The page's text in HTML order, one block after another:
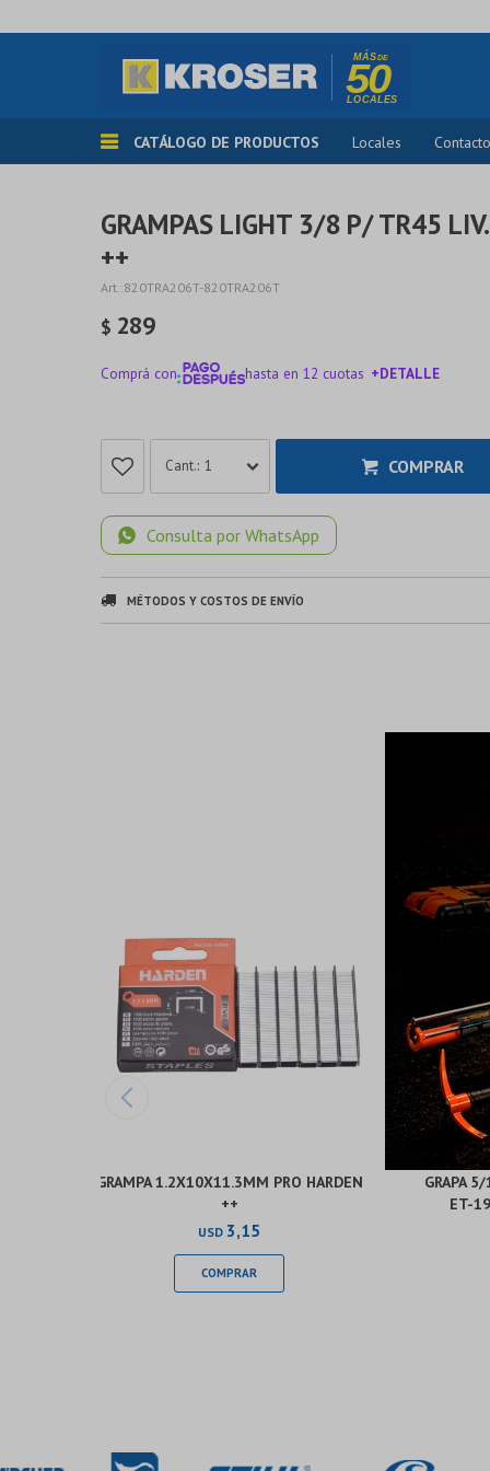
CATÁLOGO DE PRODUCTOS Locales Contacto
GRAMPAS LIGHT 3/8 P/ TR45
++
820TRA206T-820TRA206T
$ 289
Comprá con hasta en 12 cuotas +DETALLE
1 COMPRAR
Consulta por WhatsApp
MÉTODOS Y COSTOS DE ENVÍO
GRAMPA 1.2X10X11.3MM PRO HARDEN
++
USD 3,15
GRAPA
ET-